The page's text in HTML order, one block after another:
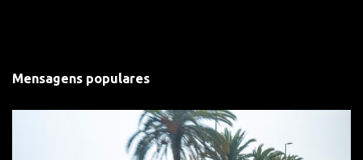
Mensagens populares